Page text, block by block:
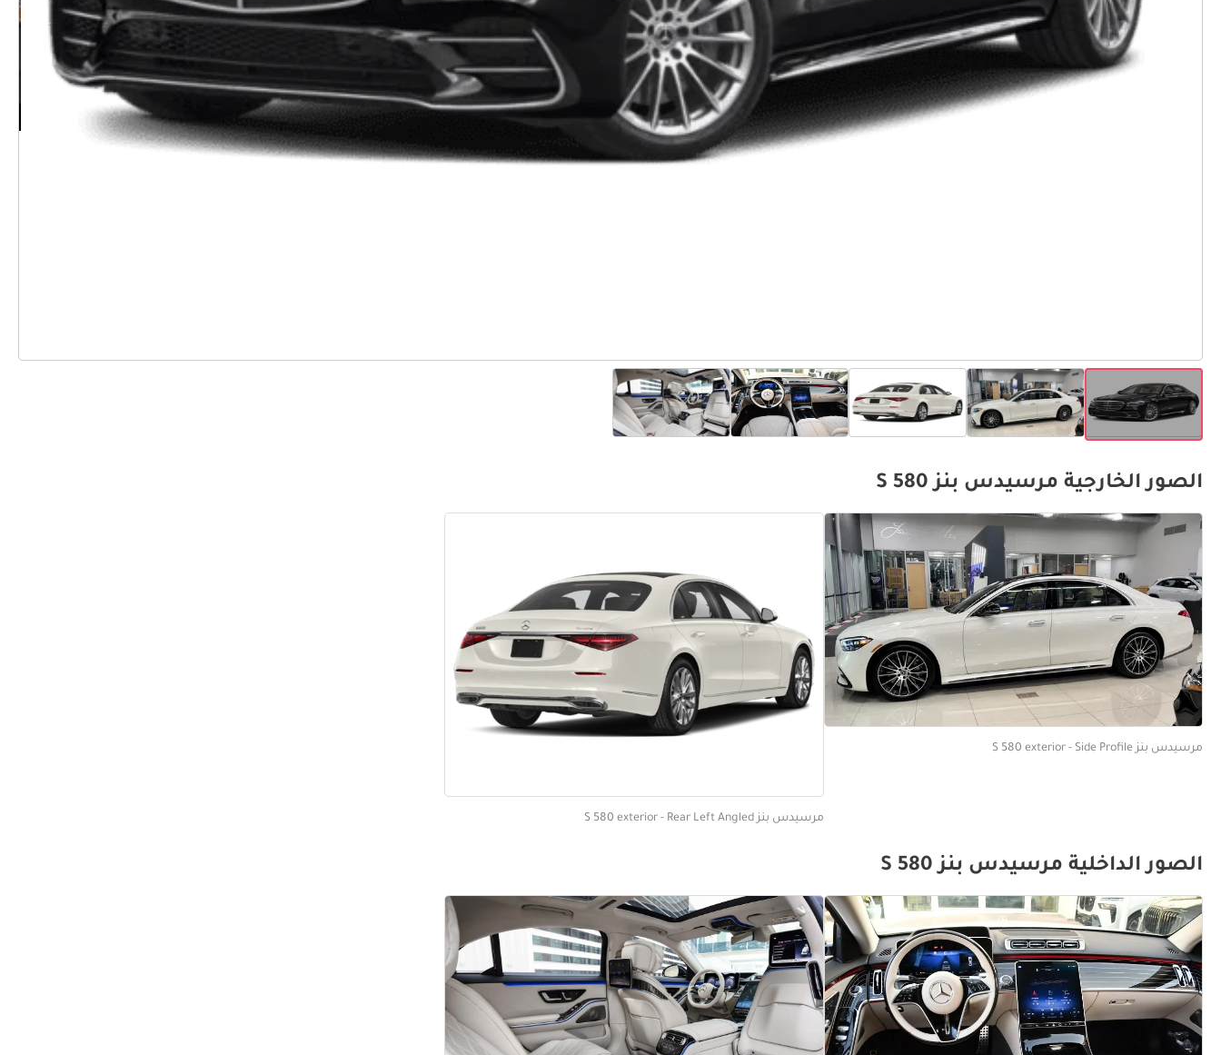
الصور الخارجية مرسيدس بنز S 580
مرسيدس بنز S 580 exterior - Side Profile
مرسيدس بنز S 580 exterior - Rear Left Angled
الصور الداخلية مرسيدس بنز S 580